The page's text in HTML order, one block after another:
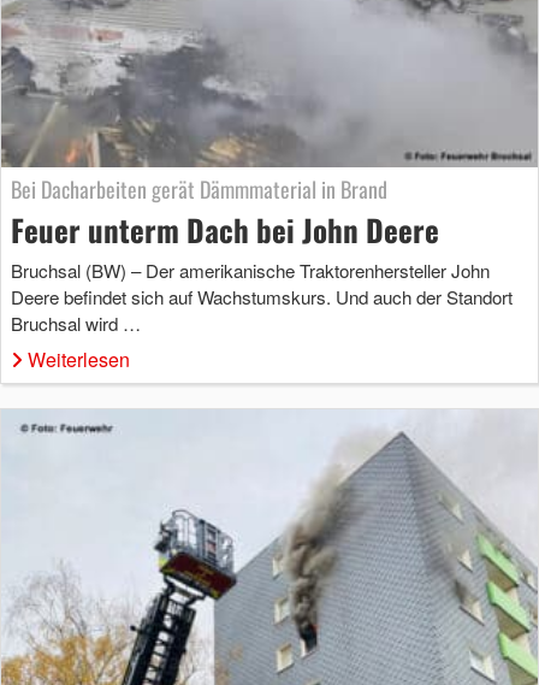
Bei Dacharbeiten gerät Dämmmaterial in Brand
Feuer unterm Dach bei John Deere
Bruchsal (BW) – Der amerikanische Traktorenhersteller John
Deere befindet sich auf Wachstumskurs. Und auch der Standort
Bruchsal wird …
Weiterlesen